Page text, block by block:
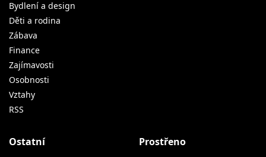
Bydlení a design
Děti a rodina
Zábava
Finance
Zajímavosti
Osobnosti
Vztahy
RSS
Ostatní Prostřeno